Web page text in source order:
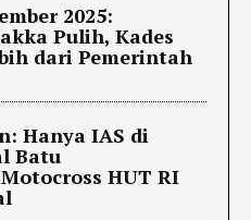
2025:
Pulih, Kades
dari Pemerintah
Hanya IAS di
Batu
HUT RI